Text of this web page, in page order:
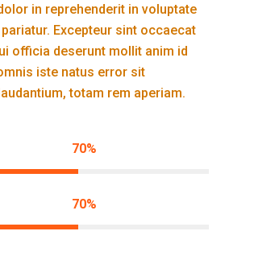
in reprehenderit in voluptate
Excepteur sint occaecat
officia deserunt mollit anim id
iste natus error sit
totam rem aperiam.
70%
70%